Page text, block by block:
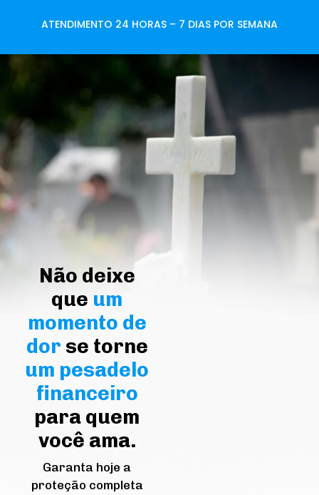
ATENDIMENTO 24 HORAS – 7 DIAS POR SEMANA
Não deixe
que um
momento de
dor se torne
um pesadelo
financeiro
para quem
você ama.
Garanta hoje a
proteção completa